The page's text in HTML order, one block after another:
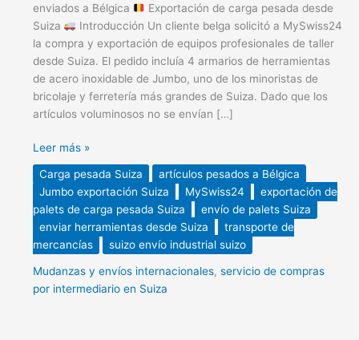
enviados a Bélgica
Exportación de carga pesada desde
Suiza
Introducción Un cliente belga solicitó a MySwiss24
la compra y exportación de equipos profesionales de taller
desde Suiza. El pedido incluía 4 armarios de herramientas
de acero inoxidable de Jumbo, uno de los minoristas de
bricolaje y ferretería más grandes de Suiza. Dado que los
artículos voluminosos no se envían […]
Leer más »
Carga pesada Suiza
artículos pesados ​​a Bélgica
Jumbo exportación Suiza
MySwiss24
exportación de
palets de carga pesada Suiza
envío de palets Suiza
enviar herramientas desde Suiza
transporte de
mercancías
suizo envío industrial suizo
Mudanzas y envíos internacionales, servicio de compras
por intermediario en Suiza